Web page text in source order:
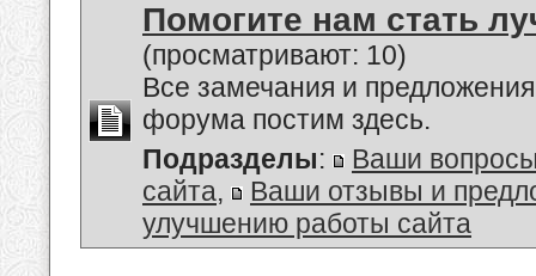
Помогите нам стать
(просматривают: 10)
Все замечания и
форума постим здесь.
Подразделы:
Ваши
сайта,
Ваши отзывы и
улучшению работы сайта